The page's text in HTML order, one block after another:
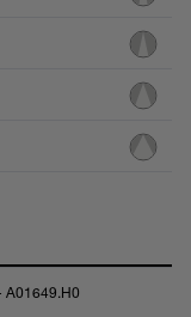
A01649.H0